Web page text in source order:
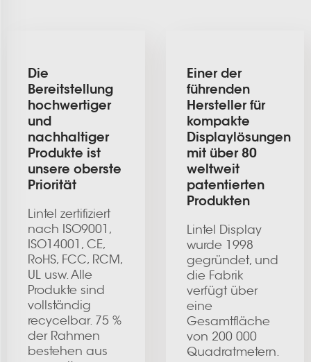
Die
Bereitstellung
hochwertiger
und
nachhaltiger
Produkte ist
unsere oberste
Priorität
Lintel zertifiziert
nach ISO9001,
ISO14001, CE,
RoHS, FCC, RCM,
UL usw. Alle
Produkte sind
vollständig
recycelbar. 75 %
der Rahmen
bestehen aus
Einer der
führenden
Hersteller für
kompakte
Displaylösungen
mit über 80
weltweit
patentierten
Produkten
Lintel Display
wurde 1998
gegründet, und
die Fabrik
verfügt über
eine
Gesamtfläche
von 200 000
Quadratmetern.